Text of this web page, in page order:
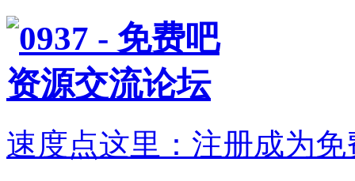
速度点这里：注册成为